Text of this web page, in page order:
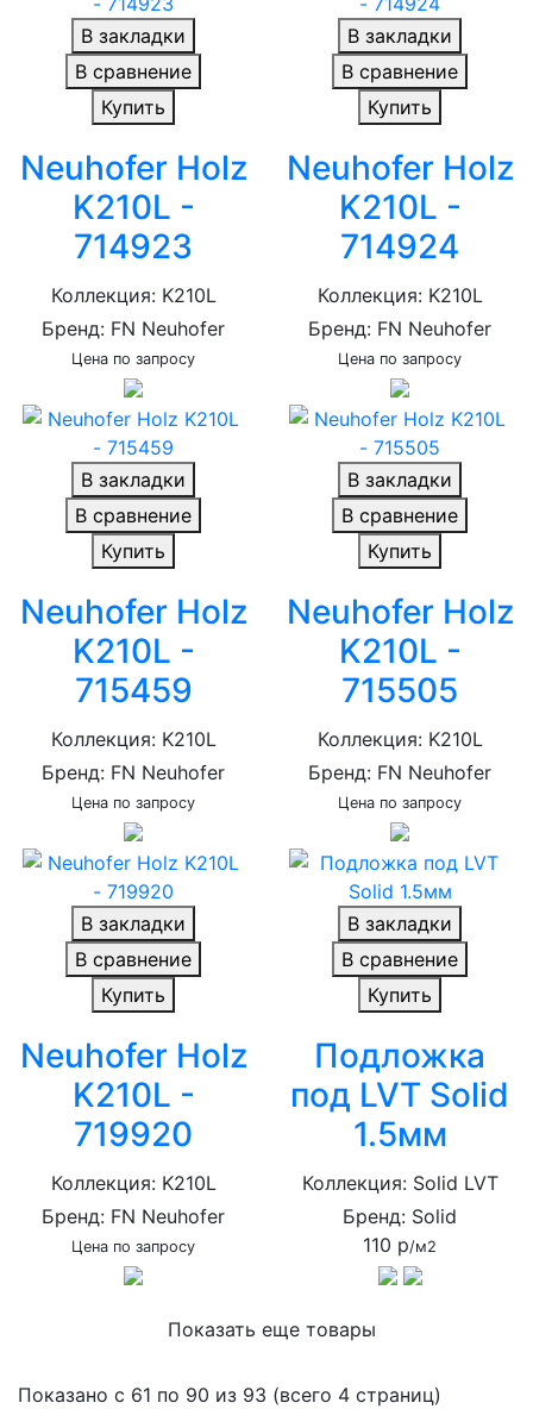
В закладки
В сравнение
Купить
Neuhofer Holz
K210L -
714923
Коллекция: K210L
Бренд: FN Neuhofer
Цена по запросу
В закладки
В сравнение
Купить
Neuhofer Holz
K210L -
714924
Коллекция: K210L
Бренд: FN Neuhofer
Цена по запросу
В закладки
В сравнение
Купить
Neuhofer Holz
K210L -
715459
Коллекция: K210L
Бренд: FN Neuhofer
Цена по запросу
В закладки
В сравнение
Купить
Neuhofer Holz
K210L -
715505
Коллекция: K210L
Бренд: FN Neuhofer
Цена по запросу
В закладки
В сравнение
Купить
Neuhofer Holz
K210L -
719920
Коллекция: K210L
Бренд: FN Neuhofer
Цена по запросу
В закладки
В сравнение
Купить
Подложка
под LVT Solid
1.5мм
Коллекция: Solid LVT
Бренд: Solid
110 р/м2
Показать еще товары
Показано с 61 по 90 из 93 (всего 4 страниц)